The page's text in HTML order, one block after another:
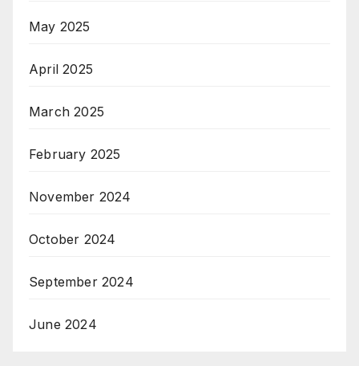
May 2025
April 2025
March 2025
February 2025
November 2024
October 2024
September 2024
June 2024